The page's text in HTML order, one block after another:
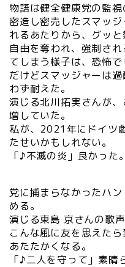
物語は健全健康党の監
密造し密売したスマッ
れるあたりから、グッと
自由を奪われ、強制さ
てしまう様子は、恐怖で
だけどスマッジャーは
わず耐えた。
演じる北川拓実さんが
増していた。
私が、2021年にドイツ
たせいかもしれない。
「♪不滅の炎」良かった。
党に捕まらなかったハ
める。
演じる東島 京さんの歌
こんな風に友を思えた
あたたかくなる。
「♪二人を守って」素晴